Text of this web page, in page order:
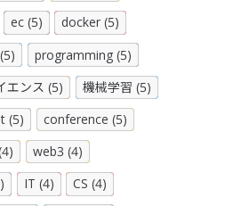
ec (5)
docker (5)
programming (5)
エンス (5)
機械学習 (5)
(5)
conference (5)
web3 (4)
IT (4)
CS (4)